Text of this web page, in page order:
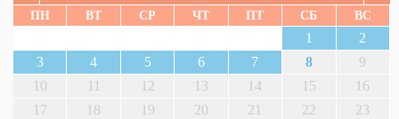
ПН ВТ СР ЧТ ПТ СБ ВС
1
2
3
4 5 6 7 8
9
10
12 13 14 15
16
17
18 19 20 21 22
23